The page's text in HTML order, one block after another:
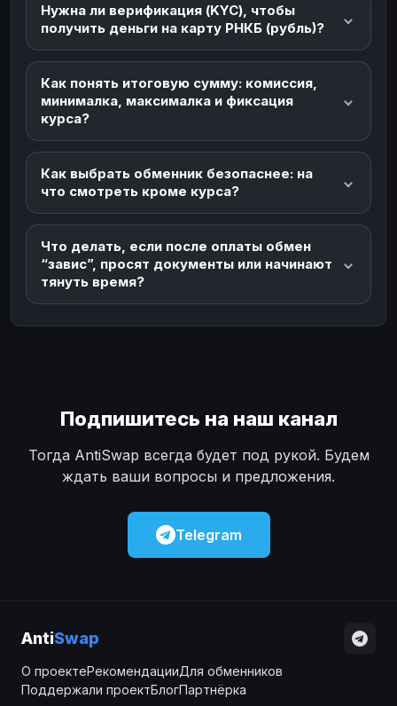
Нужна ли верификация (KYC), чтобы
получить деньги на карту РНКБ (рубль)?
Как понять итоговую сумму: комиссия,
минималка, максималка и фиксация
курса?
Как выбрать обменник безопаснее: на
что смотреть кроме курса?
Что делать, если после оплаты обмен
“завис”, просят документы или начинают
тянуть время?
Подпишитесь на наш канал
Тогда AntiSwap всегда будет под рукой. Будем
ждать ваши вопросы и предложения.
Telegram
AntiSwap
О проектеРекомендацииДля обменников
Поддержали проектБлогПартнёрка